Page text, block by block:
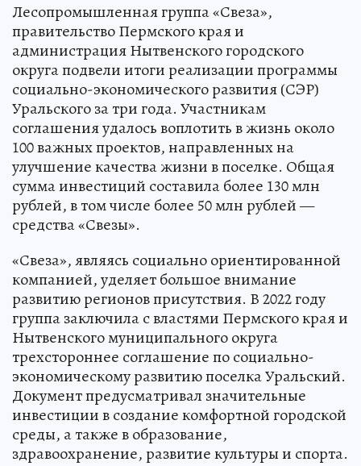
Лесопромышленная группа «Свеза»,
правительство Пермского края и
администрация Нытвенского городского
округа подвели итоги реализации программы
социально-экономического развития (СЭР)
Уральского за три года. Участникам
соглашения удалось воплотить в жизнь около
100 важных проектов, направленных на
улучшение качества жизни в поселке. Общая
сумма инвестиций составила более 130 млн
рублей, в том числе более 50 млн рублей —
средства «Свезы».
«Свеза», являясь социально ориентированной
компанией, уделяет большое внимание
развитию регионов присутствия. В 2022 году
группа заключила с властями Пермского края и
Нытвенского муниципального округа
трехстороннее соглашение по социально-
экономическому развитию поселка Уральский.
Документ предусматривал значительные
инвестиции в создание комфортной городской
среды, а также в образование,
здравоохранение, развитие культуры и спорта.